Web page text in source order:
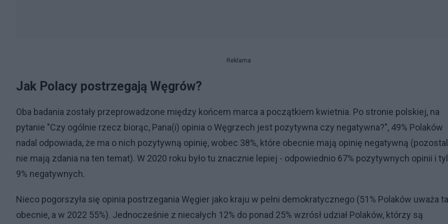
Reklama
Jak Polacy postrzegają Węgrów?
Oba badania zostały przeprowadzone między końcem marca a początkiem kwietnia. Po stronie polskiej, na
pytanie "Czy ogólnie rzecz biorąc, Pana(i) opinia o Węgrzech jest pozytywna czy negatywna?", 49% Polaków
nadal odpowiada, że ma o nich pozytywną opinię, wobec 38%, które obecnie mają opinię negatywną
nie mają zdania na ten temat). W 2020 roku było tu znacznie lepiej - odpowiednio 67% pozytywnych opinii i
9% negatywnych.
Nieco pogorszyła się opinia postrzegania Węgier jako kraju w pełni demokratycznego (51% Polaków uważa
obecnie, a w 2022 55%). Jednocześnie z niecałych 12% do ponad 25% wzrósł udział Polaków, którzy są